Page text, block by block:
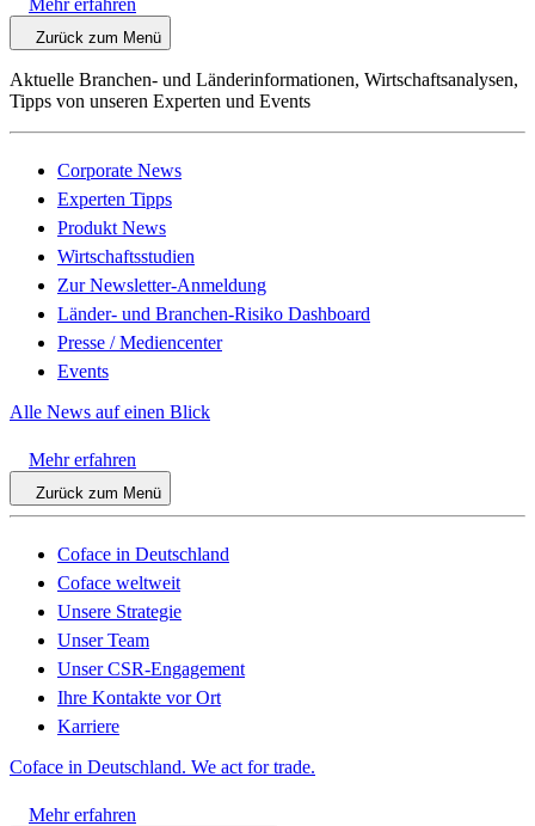
Mehr erfahren
Zurück zum Menü
Aktuelle Branchen- und Länderinformationen, Wirtschaftsanalysen,
Tipps von unseren Experten und Events
Corporate News
Experten Tipps
Produkt News
Wirtschaftsstudien
Zur Newsletter-Anmeldung
Länder- und Branchen-Risiko Dashboard
Presse / Mediencenter
Events
Alle News auf einen Blick
Mehr erfahren
Zurück zum Menü
Coface in Deutschland
Coface weltweit
Unsere Strategie
Unser Team
Unser CSR-Engagement
Ihre Kontakte vor Ort
Karriere
Coface in Deutschland. We act for trade.
Mehr erfahren